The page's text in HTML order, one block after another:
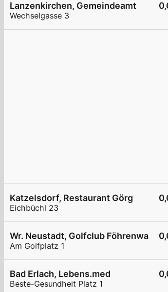
Lanzenkirchen, Gemeindeamt
Wechselgasse 3
Katzelsdorf, Restaurant Görg
Eichbüchl 23
Wr. Neustadt, Golfclub Föhrenwald
Am Golfplatz 1
Bad Erlach, Lebens.med
Beste-Gesundheit Platz 1